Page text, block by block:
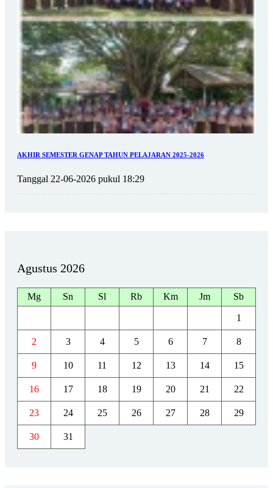
AKHIR SEMESTER GENAP TAHUN PELAJARAN 2025-2026
Tanggal 22-06-2026 pukul 18:29
Agustus 2026
Mg Sn Sl Rb Km Jm Sb
1
2 3 4 5 6 7 8
9 10 11 12 13 14 15
16 17 18 19 20 21 22
23 24 25 26 27 28 29
30 31